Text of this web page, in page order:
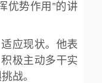
优势作用”的讲
应现状。他表
极主动多干实
战。